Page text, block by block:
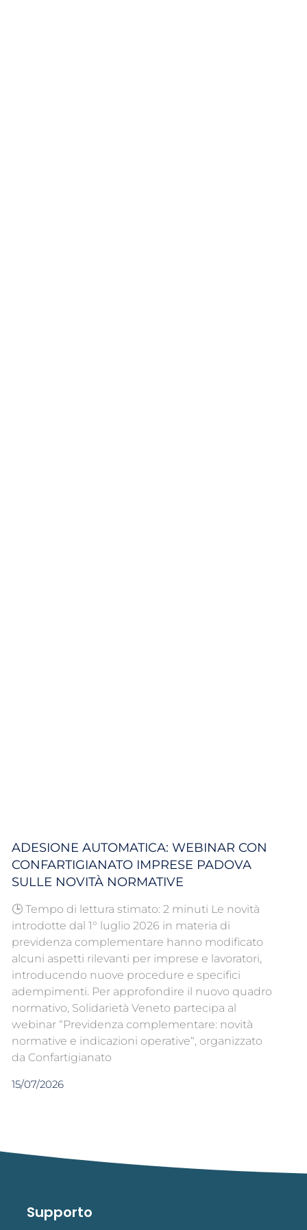
ADESIONE AUTOMATICA: WEBINAR CON
CONFARTIGIANATO IMPRESE PADOVA
SULLE NOVITÀ NORMATIVE
🕒 Tempo di lettura stimato: 2 minuti Le novità
introdotte dal 1° luglio 2026 in materia di
previdenza complementare hanno modificato
alcuni aspetti rilevanti per imprese e lavoratori,
introducendo nuove procedure e specifici
adempimenti. Per approfondire il nuovo quadro
normativo, Solidarietà Veneto partecipa al
webinar “Previdenza complementare: novità
normative e indicazioni operative“, organizzato
da Confartigianato
15/07/2026
Supporto